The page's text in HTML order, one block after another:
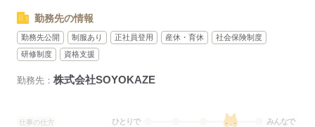
勤務先の情報
勤務先公開 制服あり 正社員登用 産休・育休
社会保険制度
研修制度
資格支援
勤務先： 株式会社SOYOKAZE
仕事の仕方 ひとりで みんなで